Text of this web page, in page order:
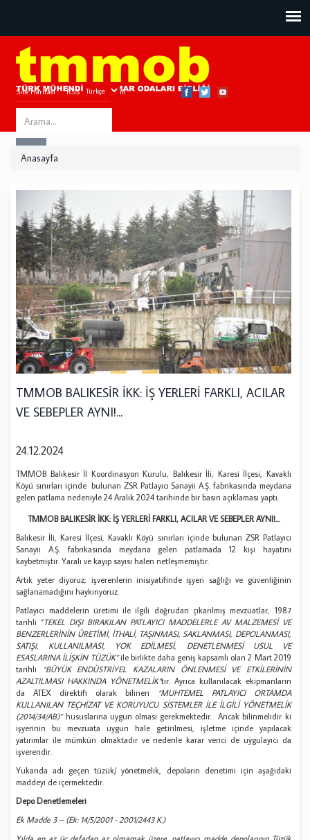
Site Haritası RSS Bize Ulaşın
Search
this
Anasayfa
TMMOB BALIKESİR İKK: İŞ YERLERİ FARKLI, ACILAR
VE SEBEPLER AYNI!...
24.12.2024
TMMOB Balıkesir İl Koordinasyon Kurulu, Balıkesir İli, Karesi İlçesi, Kavaklı
Köyü sınırları içinde bulunan ZSR Patlayıcı Sanayii A.Ş. fabrikasında meydana
gelen patlama nedeniyle 24 Aralık 2024 tarihinde bir basın açıklaması yaptı.
TMMOB BALIKESİR İKK: İŞ YERLERİ FARKLI, ACILAR VE SEBEPLER AYNI!...
Balıkesir İli, Karesi İlçesi, Kavaklı Köyü sınırları içinde bulunan ZSR Patlayıcı
Sanayii A.Ş. fabrikasında meydana gelen patlamada 12 kişi hayatını
kaybetmiştir. Yaralı ve kayıp sayısı halen netleşmemiştir.
Artık yeter diyoruz; işverenlerin inisiyatifinde işyeri sağlığı ve güvenliğinin
sağlanamadığını haykırıyoruz.
Patlayıcı maddelerin üretimi ile ilgili doğrudan çıkarılmış mevzuatlar, 1987
tarihli “TEKEL DIŞI BIRAKILAN PATLAYICI MADDELERLE AV MALZEMESİ VE
BENZERLERİNİN ÜRETİMİ, İTHALİ, TAŞINMASI, SAKLANMASI, DEPOLANMASI,
SATIŞI, KULLANILMASI, YOK EDİLMESİ, DENETLENMESİ USUL VE
ESASLARINA İLİŞKİN TÜZÜK”ile birlikte daha geniş kapsamlı olan 2 Mart 2019
tarihli
“BÜYÜK ENDÜSTRİYEL KAZALARIN ÖNLENMESİ VE ETKİLERİNİN
AZALTILMASI HAKKINDA YÖNETMELİK”tir. Ayrıca kullanılacak ekipmanların
da ATEX direktifi olarak bilinen
“MUHTEMEL PATLAYICI ORTAMDA
KULLANILAN TEÇHİZAT VE KORUYUCU SİSTEMLER İLE İLGİLİ YÖNETMELİK
(2014/34/AB)”hususlarına uygun olması gerekmektedir. Ancak bilinmelidir ki
işyerinin bu mevzuata uygun hale getirilmesi, işletme içinde yapılacak
yatırımlar ile mümkün olmaktadır ve nedenle karar verici de uygulayıcı da
işverendir.
Yukarıda adı geçen tüzük/ yönetmelik, depoların denetimi için aşağıdaki
maddeyi de içermektedir.
Depo Denetlemeleri
Ek Madde 3 – (Ek: 14/5/2001 - 2001/2443 K.)